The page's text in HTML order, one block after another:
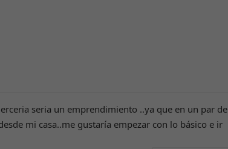
seria un emprendimiento ..ya que en un par de
mi casa..me gustaría empezar con lo básico e ir
funcione la
web.